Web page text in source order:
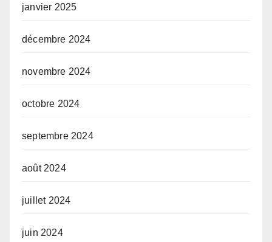
janvier 2025
décembre 2024
novembre 2024
octobre 2024
septembre 2024
août 2024
juillet 2024
juin 2024